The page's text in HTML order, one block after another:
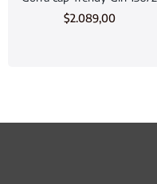
$2.089,00